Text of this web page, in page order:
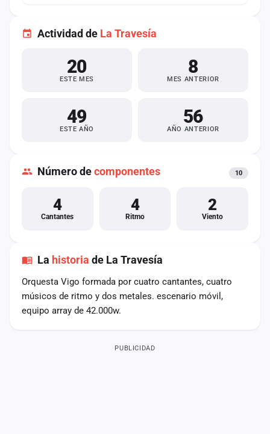
Actividad de La Travesía
20
ESTE MES
8
MES ANTERIOR
49
ESTE AÑO
56
AÑO ANTERIOR
Número decomponentes 10
4
Cantantes
4
Ritmo
2
Viento
La historia de La Travesía
Orquesta Vigo formada por cuatro cantantes, cuatro
músicos de ritmo y dos metales. escenario móvil,
equipo array de 42.000w.
PUBLICIDAD